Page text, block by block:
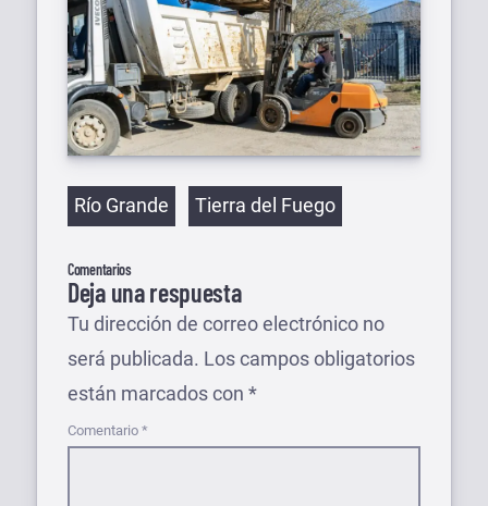
Etiquetas
Río Grande Tierra del Fuego
Comentarios
Deja una respuesta
Tu dirección de correo electrónico no
será publicada. Los campos obligatorios
están marcados con *
Comentario *